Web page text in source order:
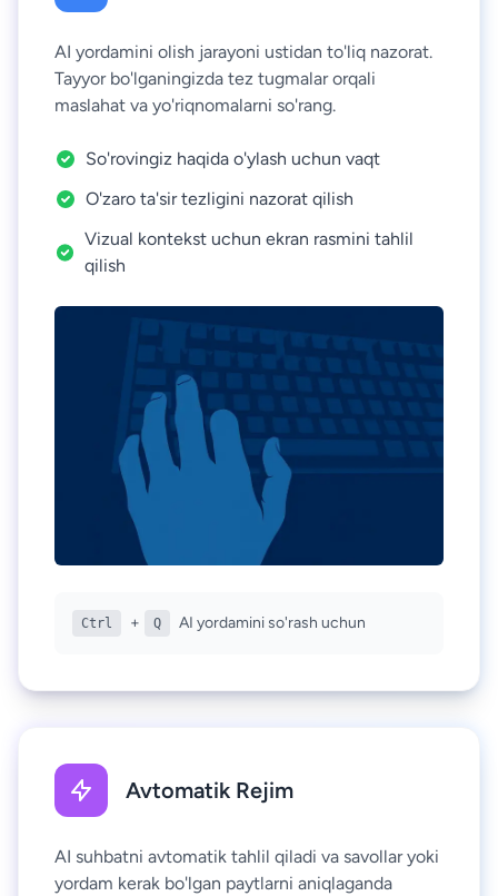
AI yordamini olish jarayoni ustidan to'liq nazorat.
Tayyor bo'lganingizda tez tugmalar orqali
maslahat va yo'riqnomalarni so'rang.
So'rovingiz haqida o'ylash uchun vaqt
O'zaro ta'sir tezligini nazorat qilish
Vizual kontekst uchun ekran rasmini tahlil
qilish
Ctrl + Q AI yordamini so'rash uchun
Avtomatik Rejim
AI suhbatni avtomatik tahlil qiladi va savollar yoki
yordam kerak bo'lgan paytlarni aniqlaganda